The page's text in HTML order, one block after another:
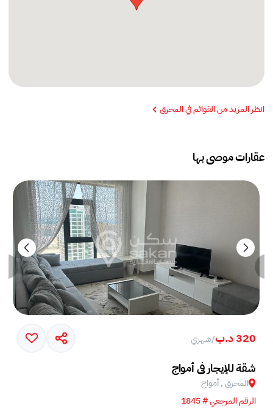
انظر المزيد من القوائم في المحرق
عقارات موصى بها
في جزيرة أمواج
320 د.ب /شهري
شقة للإيجار في أمواج
المحرق , أمواج
الرقم المرجعي # 1845